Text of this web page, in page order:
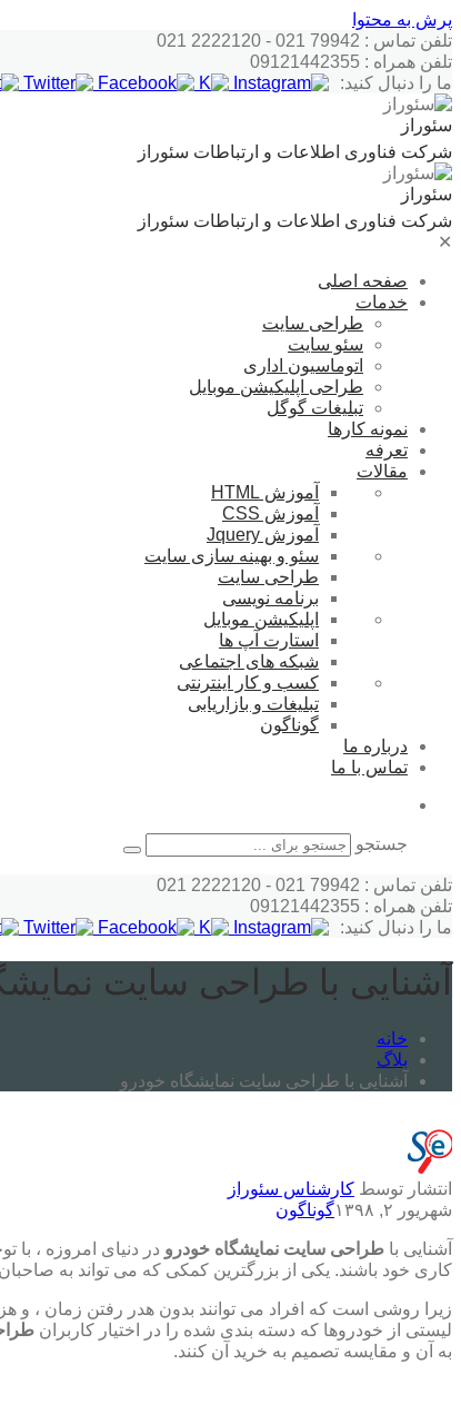
پرش به محتوا
تلفن تماس : 79942 021 - 2222120 021
تلفن همراه : 09121442355
ما را دنبال کنید:
سئوراز
شرکت فناوری اطلاعات و ارتباطات سئوراز
سئوراز
شرکت فناوری اطلاعات و ارتباطات سئوراز
✕
صفحه اصلی
خدمات
طراحی سایت
سئو سایت
اتوماسیون اداری
طراحی اپلیکیشن موبایل
تبلیغات گوگل
نمونه کارها
تعرفه
مقالات
آموزش HTML
آموزش CSS
آموزش Jquery
سئو و بهینه سازی سایت
طراحی سایت
برنامه نویسی
اپلیکیشن موبایل
استارت آپ ها
شبکه های اجتماعی
کسب و کار اینترنتی
تبلیغات و بازاریابی
گوناگون
درباره ما
تماس با ما
جستجو
تلفن تماس : 79942 021 - 2222120 021
تلفن همراه : 09121442355
ما را دنبال کنید:
آشنایی با طراحی سایت
خانه
بلاگ
آشنایی با طراحی سایت نمایشگاه خودرو
انتشار توسط کارشناس سئوراز
شهریور ۲, ۱۳۹۸
گوناگون
آشنایی با طراحی سایت نمایشگاه خودرو در دنیای امروزه ،
کاری خود باشند. یکی از بزرگترین کمکی که می تواند به
زیرا روشی است که افراد می توانند بدون هدر رفتن زمان ، و
لیستی از خودروها که دسته بندی شده را در اختیار کاربران
به آن و مقایسه تصمیم به خرید آن کنند.